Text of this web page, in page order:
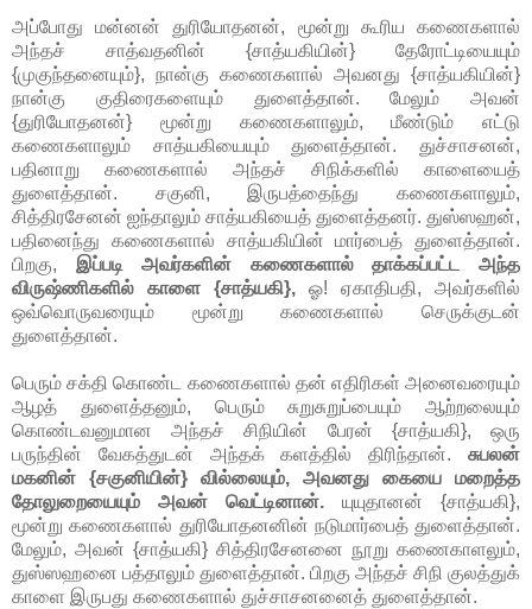
அப்போது மன்னன் துரியோதனன், மூன்று கூரிய கணைகளால்
அந்தச் சாத்வதனின் {சாத்யகியின்} தேரோட்டியையும்
{முகுந்தனையும்}, நான்கு கணைகளால் அவனது {சாத்யகியின்}
நான்கு குதிரைகளையும் துளைத்தான். மேலும் அவன்
{துரியோதனன்} மூன்று கணைகளாலும், மீண்டும் எட்டு
கணைகளாலும் சாத்யகியையும் துளைத்தான். துச்சாசனன்,
பதினாறு கணைகளால் அந்தச் சிநிக்களில் காளையைத்
துளைத்தான். சகுனி, இருபத்தைந்து கணைகளாலும்,
சித்திரசேனன் ஐந்தாலும் சாத்யகியைத் துளைத்தனர். துஸ்ஸஹன்,
பதினைந்து கணைகளால் சாத்யகியின் மார்பைத் துளைத்தான்.
பிறகு, இப்படி அவர்களின் கணைகளால் தாக்கப்பட்ட அந்த
விருஷ்ணிகளில் காளை {சாத்யகி}, ஓ! ஏகாதிபதி, அவர்களில்
ஒவ்வொருவரையும் மூன்று கணைகளால் செருக்குடன்
துளைத்தான்.
பெரும் சக்தி கொண்ட கணைகளால் தன் எதிரிகள் அனைவரையும்
ஆழத் துளைத்தனும், பெரும் சுறுசுறுப்பையும் ஆற்றலையும்
கொண்டவனுமான அந்தச் சிநியின் பேரன் {சாத்யகி}, ஒரு
பருந்தின் வேகத்துடன் அந்தக் களத்தில் திரிந்தான். சுபலன்
மகனின் {சகுனியின்} வில்லையும், அவனது கையை மறைத்த
தோலுறையையும் அவன் வெட்டினான். யுயுதானன் {சாத்யகி},
மூன்று கணைகளால் துரியோதனனின் நடுமார்பைத் துளைத்தான்.
மேலும், அவன் {சாத்யகி} சித்திரசேனனை நூறு கணைகாளலும்,
துஸ்ஸஹனை பத்தாலும் துளைத்தான். பிறகு அந்தச் சிநி குலத்துக்
காளை இருபது கணைகளால் துச்சாசனனைத் துளைத்தான்.